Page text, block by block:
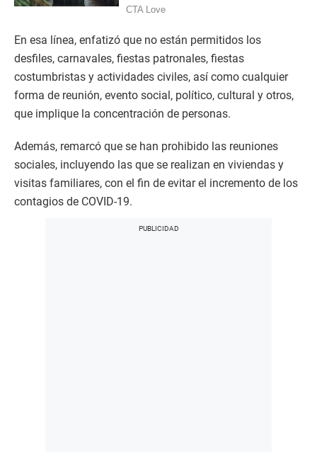
En esa línea, enfatizó que no están permitidos los
desfiles, carnavales, fiestas patronales, fiestas
costumbristas y actividades civiles, así como cualquier
forma de reunión, evento social, político, cultural y otros,
que implique la concentración de personas.
Además, remarcó que se han prohibido las reuniones
sociales, incluyendo las que se realizan en viviendas y
visitas familiares, con el fin de evitar el incremento de los
contagios de COVID-19.